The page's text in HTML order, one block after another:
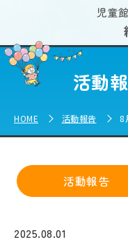
8月 じどうかんだより
児童
活動
HOME 活動報告 8
活動報告
2025.08.01